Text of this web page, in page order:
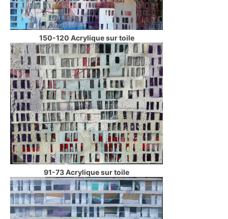
150-120 Acrylique sur toile
91-73 Acrylique sur toile